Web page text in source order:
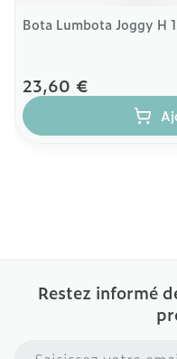
Bota Lumbota Joggy H
23,60 €
Restez informé
Adresse mail